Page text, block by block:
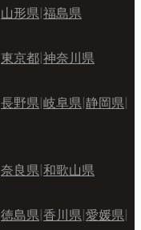
山形県 福島県
東京都 神奈川県
長野県 岐阜県 静岡県
奈良県 和歌山県
徳島県 香川県 愛媛県